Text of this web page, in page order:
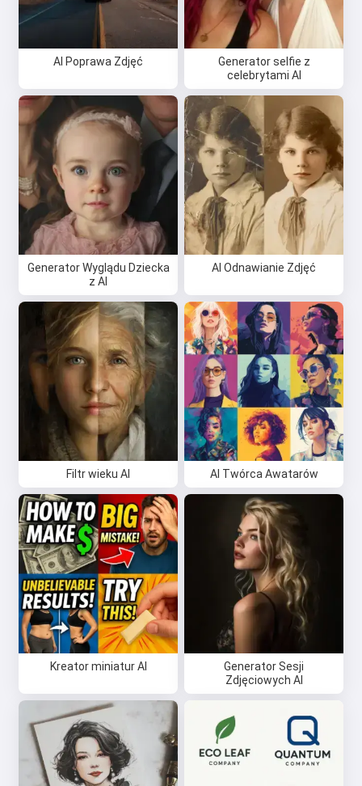
AI Poprawa Zdjęć
Generator selfie z
celebrytami AI
Generator Wyglądu Dziecka
z AI
AI Odnawianie Zdjęć
Filtr wieku AI AI Twórca Awatarów
Kreator miniatur AI
Generator Sesji
Zdjęciowych AI